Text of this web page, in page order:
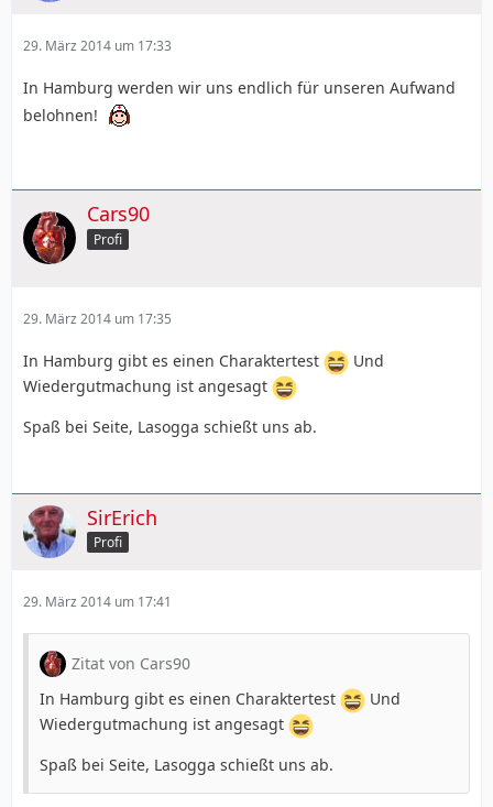
29. März 2014 um 17:33
In Hamburg werden wir uns endlich für unseren Aufwand
belohnen!
Cars90
Profi
29. März 2014 um 17:35
In Hamburg gibt es einen Charaktertest
Und
Wiedergutmachung ist angesagt
Spaß bei Seite, Lasogga schießt uns ab.
SirErich
Profi
29. März 2014 um 17:41
Zitat von Cars90
In Hamburg gibt es einen Charaktertest
Und
Wiedergutmachung ist angesagt
Spaß bei Seite, Lasogga schießt uns ab.